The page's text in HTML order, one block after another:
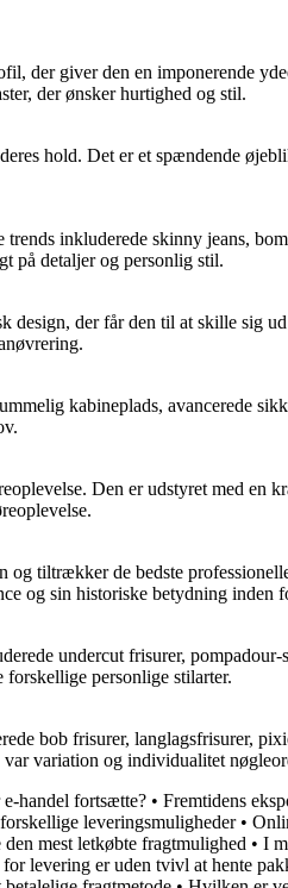
der giver den en imponerende
der ønsker hurtighed og stil.
hold. Det er et spændende
inkluderede skinny jeans,
på detaljer og personlig stil.
der får den til at skille sig
kabineplads, avancerede
Den er udstyret med en
tiltrækker de bedste
og sin historiske betydning inden
undercut frisurer,
personlige stilarter.
bob frisurer, langlagsfrisurer,
variation og individualitet
handel fortsætte? • Fremtidens
leveringsmuligheder•
den mest letkøbte fragtmulighed • I
levering er uden tvivl at hente